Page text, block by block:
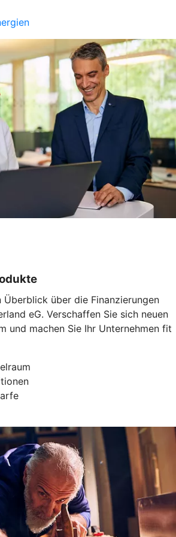
Überblick über die Finanzierungen
eG. Verschaffen Sie sich neuen
und machen Sie Ihr Unternehmen fit